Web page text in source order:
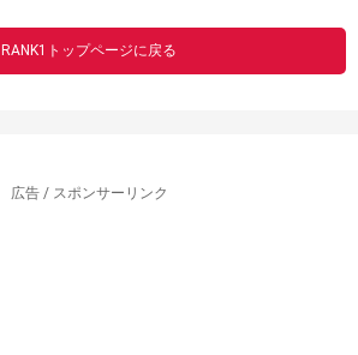
RANK1トップページに戻る
広告 / スポンサーリンク